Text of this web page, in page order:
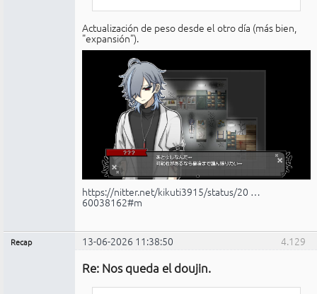
Actualización de peso desde el otro día (más bien,
"expansión").
https://nitter.net/kikuti3915/status/20 …
60038162#m
4.129
Recap 13-06-2026 11:38:50
Re: Nos queda el doujin.